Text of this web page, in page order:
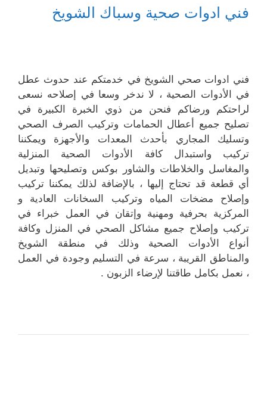
فني ادوات صحية وسباك الشويخ
فني ادوات صحي الشويخ في خدمتكم عند حدوث عطل
في الأدوات الصحية ، لا ندخر وسعا في إصلاحه نسعى
لراحتكم ورضاكم فنحن من ذوي الخبرة الكبيرة في
تصليح جميع أعطال الحمامات وتركيب الصرف الصحي
وتسليك المجاري بأحدث المعدات والأجهزة ويمكننا
تركيب واستبدال كافة الأدوات الصحية المنزلية
والمغاسل والخلاطات والشاور بوكس وتصليحها وتبديل
أي قطعة قد تحتاج إليها ، بالإضافة لذلك يمكننا تركيب
وإصلاح مضخات المياه وتركيب السخانات العادية و
المركزية بحرفية ومهنية وإتقان في العمل خبراء في
تركيب وإصلاح جميع مشاكل الصحي في المنزل وكافة
أنواع الأدوات الصحية وذلك في منطقة الشويخ
والمناطق القريبة ، سرعة في التسليم وجودة في العمل
، نعمل بكامل طاقتنا لإرضاء الزبون .